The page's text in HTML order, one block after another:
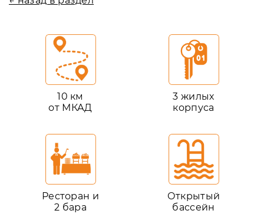
10 км
от МКАД
3 жилых
корпуса
Ресторан и
2 бара
Открытый
бассейн